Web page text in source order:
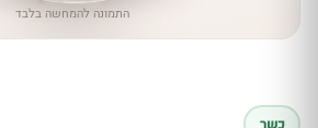
התמונה להמחשה בלבד